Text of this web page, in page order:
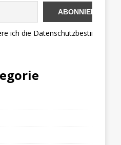
ich die Datenschutzbestimmungen